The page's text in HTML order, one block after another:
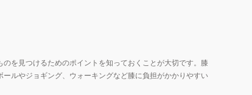
を見つけるためのポイントを知っておくことが大切です。膝
ルやジョギング、ウォーキングなど膝に負担がかかりやすい